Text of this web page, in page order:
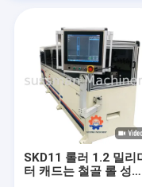
SKD11 롤러 1.2 밀리
터 캐드는 철골 롤 성형